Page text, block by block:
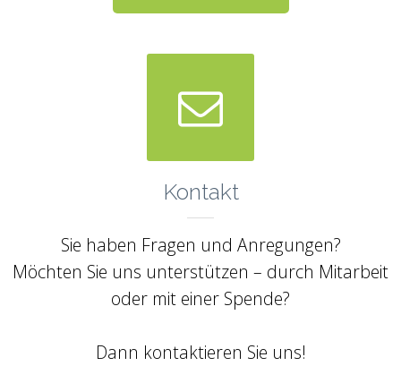

Kontakt
Sie haben Fragen und Anregungen?
Möchten Sie uns unterstützen – durch Mitarbeit
oder mit einer Spende?
Dann kontaktieren Sie uns!